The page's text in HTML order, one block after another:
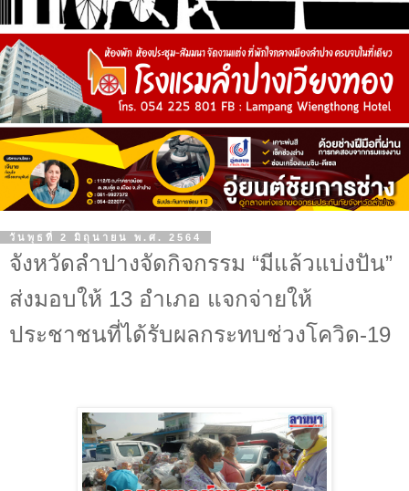
วันพุธที่ 2 มิถุนายน พ.ศ. 2564
จังหวัดลำปางจัดกิจกรรม “มีแล้วแบ่งปัน”
ส่งมอบให้ 13 อำเภอ แจกจ่ายให้
ประชาชนที่ได้รับผลกระทบช่วงโควิด-19